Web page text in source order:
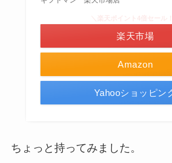
Amazon
楽天市場
Yahooショッピン
ちょっと持ってみました。